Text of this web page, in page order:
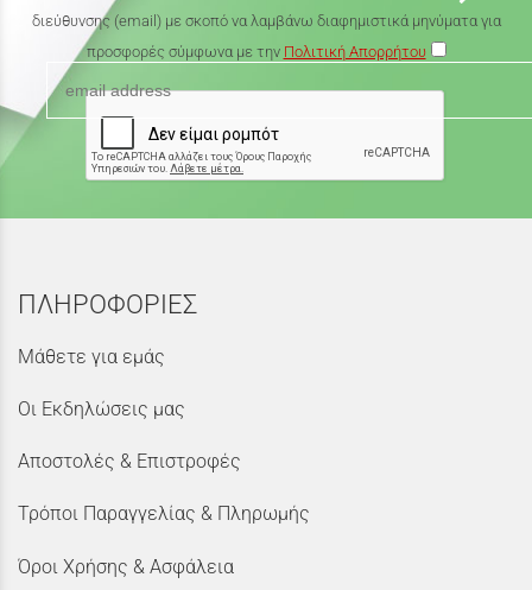
διεύθυνσης (email) με σκοπό να λαμβάνω διαφημιστικά μηνύματα για
προσφορές σύμφωνα με την Πολιτική Απορρήτου
ΠΛΗΡΟΦΟΡΙΕΣ
Μάθετε για εμάς
Οι Εκδηλώσεις μας
Αποστολές & Επιστροφές
Τρόποι Παραγγελίας & Πληρωμής
Όροι Χρήσης & Ασφάλεια